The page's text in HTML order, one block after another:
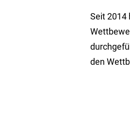
Seit 2014
den